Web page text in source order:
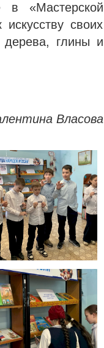
в «Мастерской
своих
глины и
Власова